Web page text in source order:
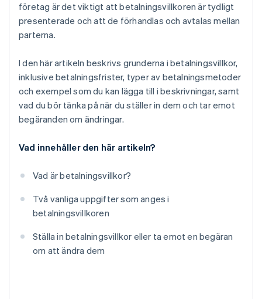
företag är det viktigt att betalningsvillkoren är tydligt
presenterade och att de förhandlas och avtalas mellan
parterna.
I den här artikeln beskrivs grunderna i betalningsvillkor,
inklusive betalningsfrister, typer av betalningsmetoder
och exempel som du kan lägga till i beskrivningar, samt
vad du bör tänka på när du ställer in dem och tar emot
begäranden om ändringar.
Vad innehåller den här artikeln?
Vad är betalningsvillkor?
Två vanliga uppgifter som anges i
betalningsvillkoren
Ställa in betalningsvillkor eller ta emot en begäran
om att ändra dem